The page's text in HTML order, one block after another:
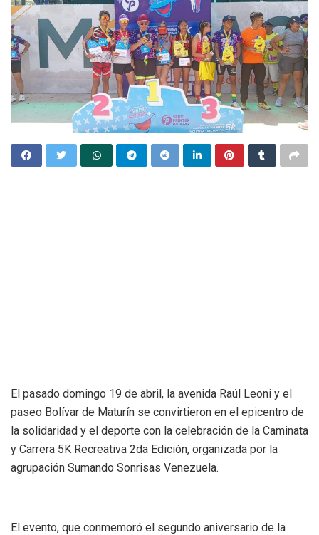
El pasado domingo 19 de abril, la avenida Raúl Leoni y el
paseo Bolívar de Maturín se convirtieron en el epicentro de
la solidaridad y el deporte con la celebración de la Caminata
y Carrera 5K Recreativa 2da Edición, organizada por la
agrupación Sumando Sonrisas Venezuela.
​El evento, que conmemoró el segundo aniversario de la